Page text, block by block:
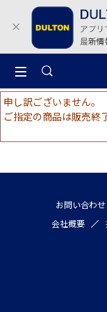
申し訳ございません。
ご指定の商品は販売終
お問い合わせ
会社概要